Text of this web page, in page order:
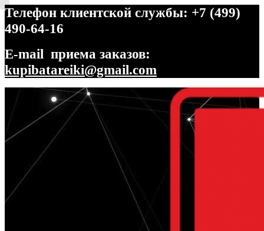
Телефон клиентской службы: +7 (499)
490-64-16
E-mail приема заказов:
kupibatareiki@gmail.com
Перейти
навигации
Перейти
содержимому